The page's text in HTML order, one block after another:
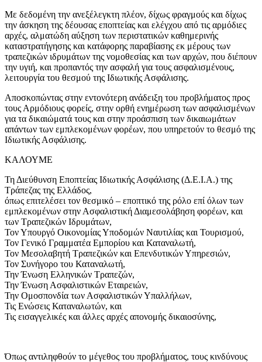
Με δεδομένη την ανεξέλεγκτη πλέον, δίχως φραγμούς και δίχως
την άσκηση της δέουσας εποπτείας και ελέγχου από τις αρμόδιες
αρχές, αλματώδη αύξηση των περιστατικών καθημερινής
καταστρατήγησης και κατάφορης παραβίασης εκ μέρους των
τραπεζικών ιδρυμάτων της νομοθεσίας και των αρχών, που διέπουν
την υγιή, και προπαντός την ασφαλή για τους ασφαλισμένους,
λειτουργία του θεσμού της Ιδιωτικής Ασφάλισης.
Αποσκοπώντας στην εντονότερη ανάδειξη του προβλήματος προς
τους Αρμόδιους φορείς, στην ορθή ενημέρωση των ασφαλισμένων
για τα δικαιώματά τους και στην προάσπιση των δικαιωμάτων
απάντων των εμπλεκομένων φορέων, που υπηρετούν το θεσμό της
Ιδιωτικής Ασφάλισης.
ΚΑΛΟΥΜΕ
Τη Διεύθυνση Εποπτείας Ιδιωτικής Ασφάλισης (Δ.Ε.Ι.Α.) της
Τράπεζας της Ελλάδος,
όπως επιτελέσει τον θεσμικό – εποπτικό της ρόλο επί όλων των
εμπλεκομένων στην Ασφαλιστική Διαμεσολάβηση φορέων, και
των Τραπεζικών Ιδρυμάτων,
Τον Υπουργό Οικονομίας Υποδομών Ναυτιλίας και Τουρισμού,
Τον Γενικό Γραμματέα Εμπορίου και Καταναλωτή,
Τον Μεσολαβητή Τραπεζικών και Επενδυτικών Υπηρεσιών,
Τον Συνήγορο του Καταναλωτή,
Την Ένωση Ελληνικών Τραπεζών,
Την Ένωση Ασφαλιστικών Εταιρειών,
Την Ομοσπονδία των Ασφαλιστικών Υπαλλήλων,
Τις Ενώσεις Καταναλωτών, και
Τις εισαγγελικές και άλλες αρχές απονομής δικαιοσύνης,
Όπως αντιληφθούν το μέγεθος του προβλήματος, τους κινδύνους